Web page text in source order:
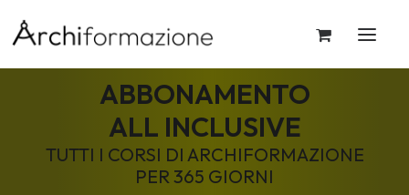
ABBONAMENTO
ALL INCLUSIVE
TUTTI I CORSI DI ARCHIFORMAZIONE
PER 365 GIORNI